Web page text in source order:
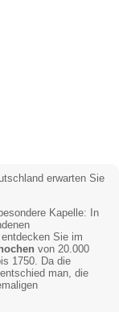
erwarten Sie
Kapelle: In
Sie im
von 20.000
1750. Da die
man, die